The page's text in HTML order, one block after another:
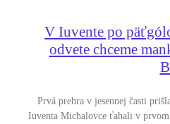
V Iuvente po
odvete chceme
Prvá prehra v jesennej časti
Iuventa Michalovce ťahali v prvom